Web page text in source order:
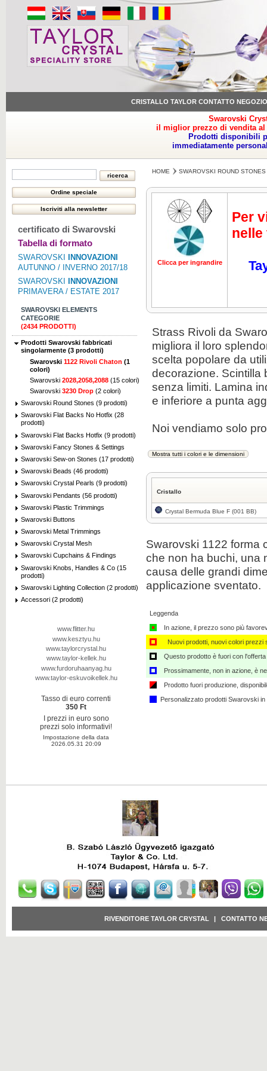
CRISTALLO TAYLOR CONTATTO NEGOZIO
Swarovski
il miglior prezzo di vendita
Prodotti disponibili
immediatamente
certificato di Swarovski
Tabella di formato
SWAROVSKI
INNOVAZIONI
AUTUNNO / INVERNO 2017/18
SWAROVSKI
INNOVAZIONI
PRIMAVERA / ESTATE 2017
SWAROVSKI ELEMENTS
CATEGORIE
(2434 PRODOTTI)
Prodotti Swarovski fabbricati
singolarmente (3 prodotti)
Swarovski 1122 Rivoli Chaton (1
colori)
Swarovski 2028,2058,2088 (15 colori)
Swarovski 3230 Drop (2 colori)
Swarovski Round Stones (9 prodotti)
Swarovski Flat Backs No Hotfix (28
prodotti)
Swarovski Flat Backs Hotfix (9 prodotti)
Swarovski Fancy Stones & Settings
Swarovski Sew-on Stones (17 prodotti)
Swarovski Beads (46 prodotti)
Swarovski Crystal Pearls (9 prodotti)
Swarovski Pendants (56 prodotti)
Swarovski Plastic Trimmings
Swarovski Buttons
Swarovski Metal Trimmings
Swarovski Crystal Mesh
Swarovski Cupchains & Findings
Swarovski Knobs, Handles & Co (15
prodotti)
Swarovski Lighting Collection (2 prodotti)
Accessori (2 prodotti)
www.flitter.hu
www.kesztyu.hu
www.taylorcrystal.hu
www.taylor-kellek.hu
www.furdoruhaanyag.hu
www.taylor-eskuvoikellek.hu
Tasso di euro correnti
350 Ft
I prezzi in euro sono
prezzi solo informativi!
Impostazione della data
2026.05.31 20:09
HOME SWAROVSKI ROUND STONES
Clicca per ingrandire Clicca per
Per
nelle
Strass Rivoli da
migliora il loro
scelta popolare da
decorazione. Scintilla
senza limiti. Lamina
e inferiore a punta
Noi vendiamo solo
Cristallo
Crystal Bermuda Blue F (001 BB)
Swarovski 1122 forma
che non ha buchi, una
causa delle grandi
applicazione sventato.
Leggenda
In azione, il prezzo sono più
Nuovi prodotti, nuovi colori prezzi
Questo prodotto è fuori con
Prossimamente, non in azione, è
Prodotto fuori produzione,
Personalizzato ​​prodotti Swarovski
RIVENDITORE TAYLOR CRYSTAL | CONTATTO